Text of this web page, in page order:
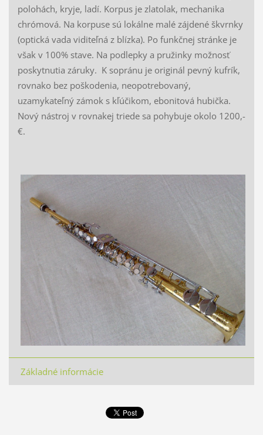
polohách, kryje, ladí. Korpus je zlatolak, mechanika
chrómová. Na korpuse sú lokálne malé zájdené škvrnky
(optická vada viditeľná z blízka). Po funkčnej stránke je
však v 100% stave. Na podlepky a pružinky možnosť
poskytnutia záruky. K sopránu je originál pevný kufrík,
rovnako bez poškodenia, neopotrebovaný,
uzamykateľný zámok s kľúčikom, ebonitová hubička.
Nový nástroj v rovnakej triede sa pohybuje okolo 1200,-
€.
Základné informácie